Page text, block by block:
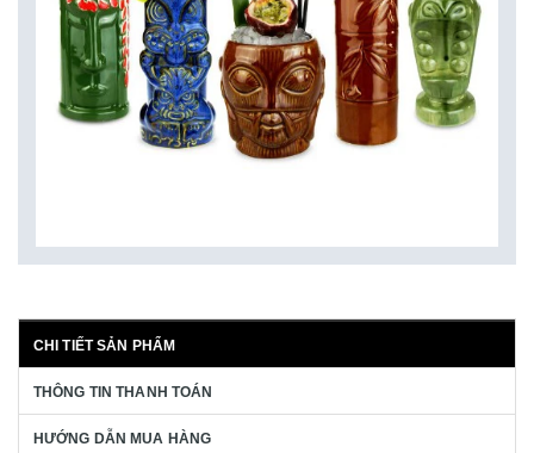
CHI TIẾT SẢN PHẨM
THÔNG TIN THANH TOÁN
HƯỚNG DẪN MUA HÀNG